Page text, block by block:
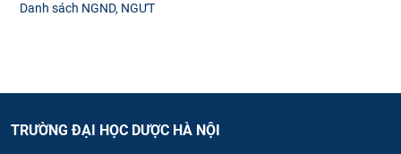
Danh sách NGND, NGƯT
TRƯỜNG ĐẠI HỌC DƯỢC HÀ NỘI